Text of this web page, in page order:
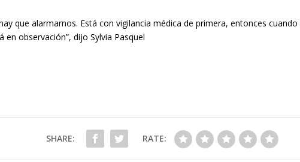
que alarmarnos. Está con vigilancia médica de primera, entonces
observación”, dijo Sylvia Pasquel
SHARE: RATE: